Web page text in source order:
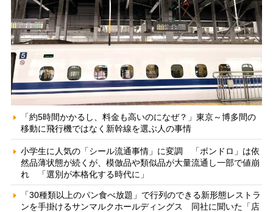
「約5時間かかるし、料金も高いのになぜ？」東京～博多間の
移動に飛行機ではなく新幹線を選ぶ人の事情
小学生に人気の「シール流通事情」に変調 「ボンドロ」は依
然品薄状態が続くが、模倣品や類似品が大量流通し一部で値崩
れ 「選別が本格化する時代に」
「30種類以上のパン食べ放題」で行列のできる新形態レストラ
ンを手掛けるサンマルクホールディングス 同社に聞いた「店